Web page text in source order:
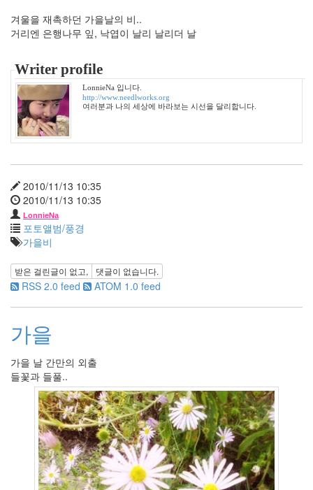
겨울을 재촉하던 가을날의 비..
거리엔 은행나무 잎, 낙엽이 날리 날리더 날
Writer profile
LonnieNa 입니다.
http://www.needlworks.org
여러분과 나의 세상에 바라보는 시선을 달리합니다.
2010/11/13 10:35
2010/11/13 10:35
LonnieNa
포토앨범/풍경
가을비
받은 걸린글이 없고, 댓글이 없습니다.
RSS 2.0 feed ATOM 1.0 feed
가을
가을 날 간만의 외출
들꽃과 들풀..
월
5
년
11
월
3
2005
년
12
월
2006
년
292
2006
년
월
42
2
월
45
2006
년
2006